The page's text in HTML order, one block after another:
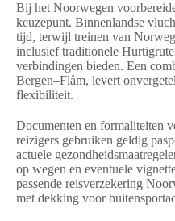
Bij het Noorwegen
keuzepunt. Binnenlandse
tijd, terwijl treinen van
inclusief traditionele
verbindingen bieden. Een
Bergen–Flåm, levert
flexibiliteit.
Documenten en formaliteiten
reizigers gebruiken geldig
actuele
op wegen en eventuele
passende reisverzekering
met dekking voor